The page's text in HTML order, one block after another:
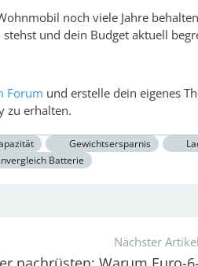
noch viele Jahre behalten
und dein Budget aktuell
Forum und erstelle dein eigenes
zu erhalten.
Gewichtsersparnis
Batterie
Nächster Artikel